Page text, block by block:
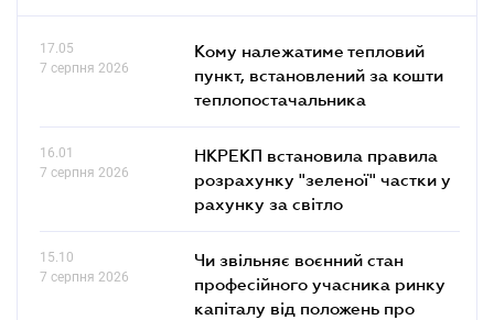
17.05
7 серпня 2026
Кому належатиме тепловий
пункт, встановлений за кошти
теплопостачальника
16.01
7 серпня 2026
НКРЕКП встановила правила
розрахунку "зеленої" частки у
рахунку за світло
15.10
7 серпня 2026
Чи звільняє воєнний стан
професійного учасника ринку
капіталу від положень про